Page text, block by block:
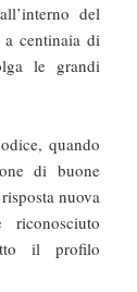
del
centinaia di
le grandi
quando
di buone
nuova
il profilo